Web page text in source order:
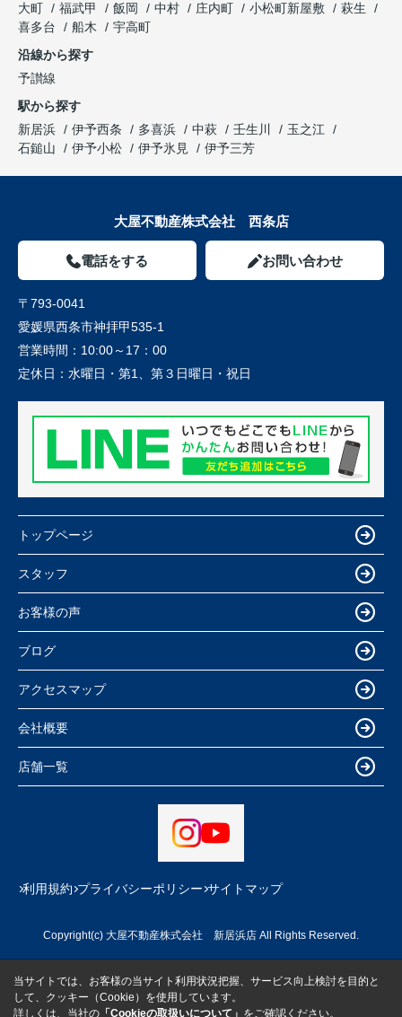
大町
福武甲 飯岡 中村 庄内町 小松町新屋敷
萩生
喜多台
船木
宇高町
沿線から探す
予讃線
駅から探す
新居浜
伊予西条 多喜浜 中萩 壬生川
玉之江
石鎚山
伊予小松 伊予氷見 伊予三芳
大屋不動産株式会社 西条店
電話をする お問い合わせ
〒793-0041
愛媛県西条市神拝甲535-1
営業時間： 10:00～17：00
定休日： 水曜日・第1、第３日曜日・祝日
トップページ
スタッフ
お客様の声
ブログ
アクセスマップ
会社概要
店舗一覧
利用規約 プライバシーポリシー サイトマップ
Copyright(c) 大屋不動産株式会社 新居浜店 All Rights Reserved.
当サイトでは、お客様の当サイト利用状況把握、サービス向上検討を目的と
して、クッキー（Cookie）を使用しています。
詳しくは、当社の 「Cookieの取扱いについて」 をご確認ください。